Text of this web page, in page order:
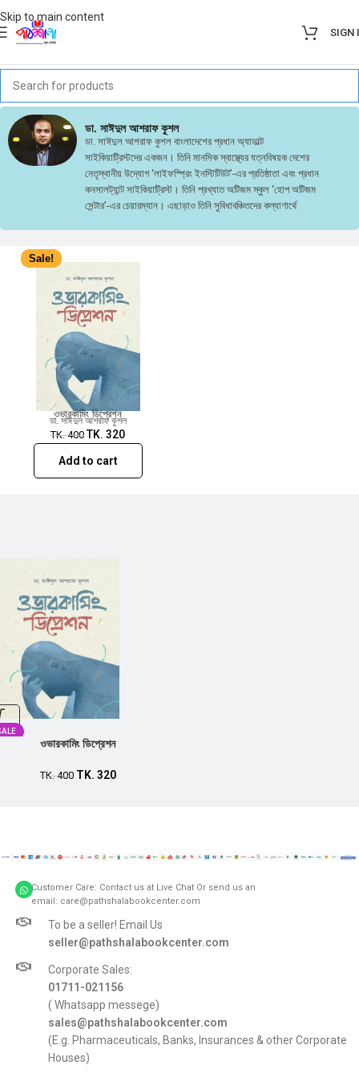
Skip to main content
SIGN
ডা. সাঈদুল আশরাফ কুশল
ডা. সাঈদুল আশরাফ কুশল বাংলাদেশের প্রধান অ্যাডাল্ট
সাইকিয়াট্রিস্টদের একজন। তিনি মানসিক স্বাস্থ্যের যত্নবিষয়ক দেশের
নেতৃস্থানীয় উদ্যোগ ‘লাইফস্প্রিং ইনস্টিটিউট’-এর প্রতিষ্ঠাতা এবং প্রধান
কনসালট্যান্ট সাইকিয়াট্রিস্ট। তিনি প্রখ্যাত অটিজম স্কুল ‘হোপ অটিজম
সেন্টার’-এর চেয়ারম্যান। এছাড়াও তিনি সুবিধাবঞ্চিতদের কল্যাণার্থে
Sale!
ওভারকামিং ডিপ্রেশন
ডা. সাঈদুল আশরাফ কুশল
TK.400 TK. 320
Add to cart
ওভারকামিং ডিপ্রেশন
TK.400 TK. 320
Customer Care: Contact us at Live Chat Or send us an
email: care@pathshalabookcenter.com
To be a seller! Email Us
seller@pathshalabookcenter.com
Corporate Sales:
01711-021156
( Whatsapp messege)
sales@pathshalabookcenter.com
(E.g. Pharmaceuticals, Banks, Insurances & other Corporate
Houses)